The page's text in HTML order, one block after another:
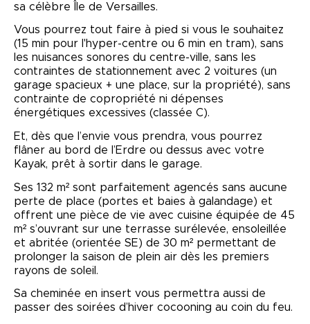
sa célèbre Île de Versailles.
Vous pourrez tout faire à pied si vous le souhaitez
(15 min pour l'hyper-centre ou 6 min en tram), sans
les nuisances sonores du centre-ville, sans les
contraintes de stationnement avec 2 voitures (un
garage spacieux + une place, sur la propriété), sans
contrainte de copropriété ni dépenses
énergétiques excessives (classée C).
Et, dès que l’envie vous prendra, vous pourrez
flâner au bord de l’Erdre ou dessus avec votre
Kayak, prêt à sortir dans le garage.
Ses 132 m² sont parfaitement agencés sans aucune
perte de place (portes et baies à galandage) et
offrent une pièce de vie avec cuisine équipée de 45
m² s’ouvrant sur une terrasse surélevée, ensoleillée
et abritée (orientée SE) de 30 m² permettant de
prolonger la saison de plein air dès les premiers
rayons de soleil.
Sa cheminée en insert vous permettra aussi de
passer des soirées d’hiver cocooning au coin du feu.